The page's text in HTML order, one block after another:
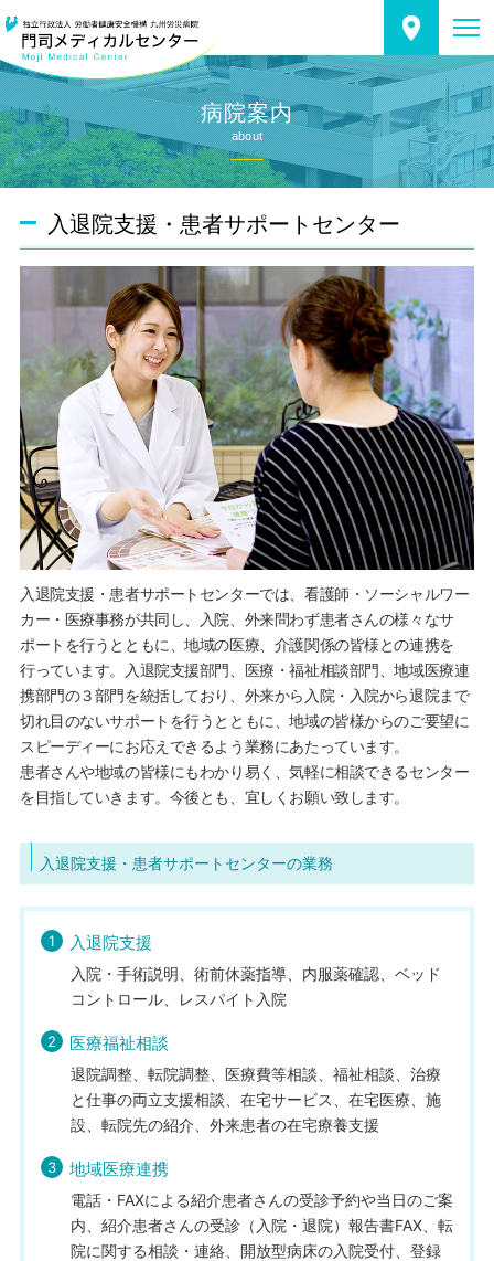
病院案内
about
入退院支援・患者サポートセンター
入退院支援・患者サポートセンターでは、看護師・ソーシャルワー
カー・医療事務が共同し、入院、外来問わず患者さんの様々なサ
ポートを行うとともに、地域の医療、介護関係の皆様との連携を
行っています。入退院支援部門、医療・福祉相談部門、地域医療連
携部門の３部門を統括しており、外来から入院・入院から退院まで
切れ目のないサポートを行うとともに、地域の皆様からのご要望に
スピーディーにお応えできるよう業務にあたっています。
患者さんや地域の皆様にもわかり易く、気軽に相談できるセンター
を目指していきます。今後とも、宜しくお願い致します。
入退院支援・患者サポートセンターの業務
1 入退院支援
入院・手術説明、術前休薬指導、内服薬確認、ベッド
コントロール、レスパイト入院
2 医療福祉相談
退院調整、転院調整、医療費等相談、福祉相談、治療
と仕事の両立支援相談、在宅サービス、在宅医療、施
設、転院先の紹介、外来患者の在宅療養支援
3 地域医療連携
電話・FAXによる紹介患者さんの受診予約や当日のご案
内、紹介患者さんの受診（入院・退院）報告書FAX、転
院に関する相談・連絡、開放型病床の入院受付、登録